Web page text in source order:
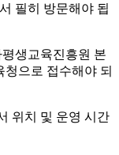
필히 방문해야 됩
생교육진흥원 본
으로 접수해야 되
위치 및 운영 시간